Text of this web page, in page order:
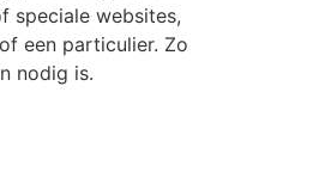
speciale websites,
een particulier. Zo
nodig is.